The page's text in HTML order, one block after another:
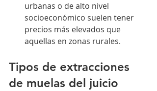
urbanas o de alto nivel
socioeconómico suelen tener
precios más elevados que
aquellas en zonas rurales.
Tipos de extracciones
de muelas del juicio